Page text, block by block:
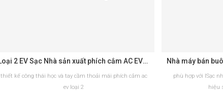
Loại 2 EV Sạc Nhà sản xuất phích cắm AC EV tiêu chuẩn Châu Âu
thiết kế công thái học và tay cầm thoải mái phích cắm ac
ev loại 2
phù hợp với ISạc
hiệu